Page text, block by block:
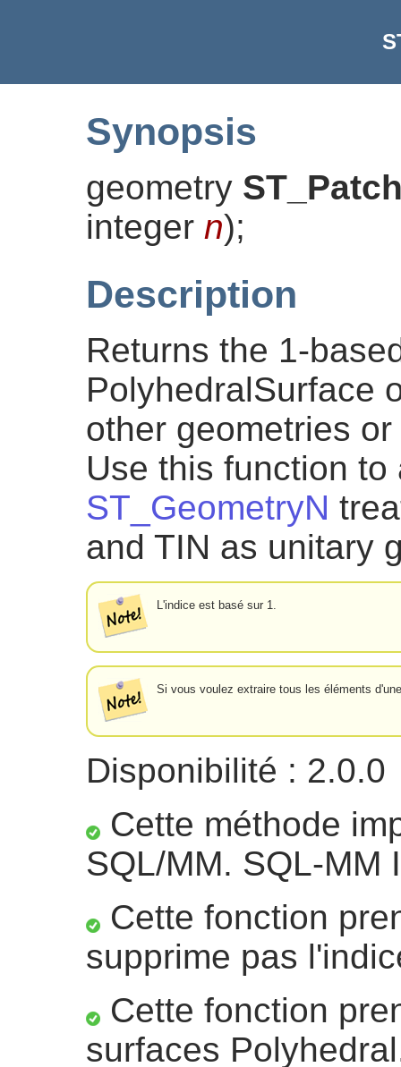
Synopsis
geometry
integer n);
Description
Returns the 1-
PolyhedralSurface
other geometries
Use this function
ST_GeometryN
and TIN as unitary
L'indice est basé sur 1.
Si vous voulez extraire tous les éléments
Disponibilité : 2.0.0
Cette méthode
SQL/MM. SQL-MM
Cette fonction
supprime pas
Cette fonction
surfaces